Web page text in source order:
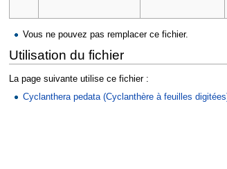
Vous ne pouvez pas remplacer ce fichier.
Utilisation du fichier
La page suivante utilise ce fichier :
Cyclanthera pedata (Cyclanthère à feuilles